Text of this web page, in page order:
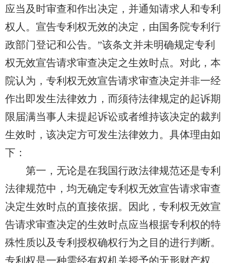
应当及时审查和作出决定，并通知请求人和专利
权人。宣告专利权无效的决定，由国务院专利行
政部门登记和公告。”该条文并未明确规定专利
权无效宣告请求审查决定之生效时点。对此，本
院认为，专利权无效宣告请求审查决定并非一经
作出即发生法律效力，而须待法律规定的起诉期
限届满当事人未提起诉讼或者维持该决定的裁判
生效时，该决定方可发生法律效力。具体理由如
下：
第一，无论是在我国行政法律规范还是专利
法律规范中，均无确定专利权无效宣告请求审查
决定生效时点的直接依据。因此，专利权无效宣
告请求审查决定的生效时点应当根据专利权的特
殊性质以及专利授权确权行为之目的进行判断。
专利权是一种需经有权机关授予的无形财产权。